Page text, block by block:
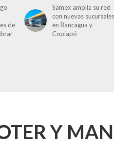
de
Samex amplía su red
con nuevas sucursales
en Rancagua y
Copiapó
Y